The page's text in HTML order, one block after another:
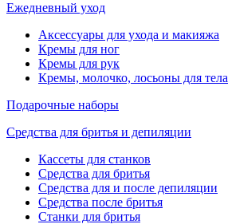
Ежедневный уход
Аксессуары для ухода и макияжа
Кремы для ног
Кремы для рук
Кремы, молочко, лосьоны для тела
Подарочные наборы
Средства для бритья и депиляции
Кассеты для станков
Средства для бритья
Средства для и после депиляции
Средства после бритья
Станки для бритья